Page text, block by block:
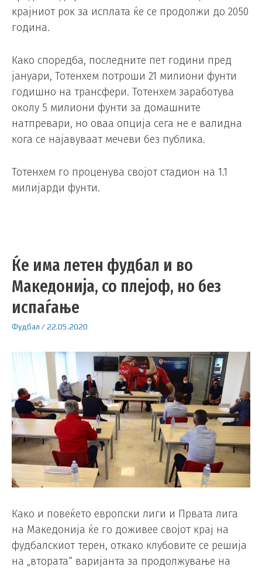
крајниот рок за исплата ќе се продолжи до 2050
година.
Како споредба, последните пет години пред
јануари, Тотенхем потроши 21 милиони фунти
годишно на трансфери. Тотенхем заработува
околу 5 милиони фунти за домашните
натпревари, но оваа опција сега не е валидна
кога се најавуваат мечеви без публика.
Тотенхем го проценува својот стадион на 1.1
милијарди фунти.
Ќе има летен фудбал и во
Македонија, со плејоф, но без
испаѓање
Фудбал /22.05.2020
Како и повеќето европски лиги и Првата лига
на Македонија ќе го доживее својот крај на
фудбалскиот терен, откако клубовите се решија
на „втората“ варијанта за продолжување на